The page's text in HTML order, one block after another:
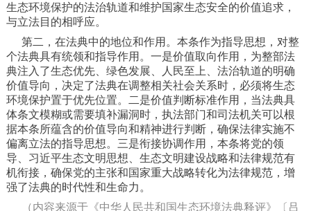
生态环境保护的法治轨道和维护国家生态安全的价值追求，
与立法目的相呼应。
第二，在法典中的地位和作用。本条作为指导思想，对整
个法典具有统领和指导作用。一是价值取向作用，为整部法
典注入了生态优先、绿色发展、人民至上、法治轨道的明确
价值导向，决定了法典在调整相关社会关系时，必须将生态
环境保护置于优先位置。二是价值判断标准作用，当法典具
体条文模糊或需要填补漏洞时，执法部门和司法机关可以根
据本条所蕴含的价值导向和精神进行判断，确保法律实施不
偏离立法的指导思想。三是衔接协调作用，本条将党的领
导、习近平生态文明思想、生态文明建设战略和法律规范有
机衔接，确保党的主张和国家重大战略转化为法律规范，增
强了法典的时代性和生命力。
（内容来源于《中华人民共和国生态环境法典释评》〔吕